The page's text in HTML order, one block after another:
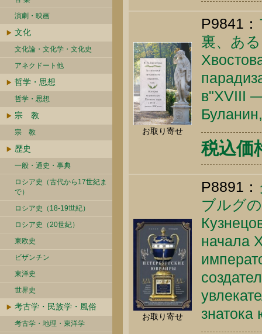
演劇・映画
文化
文化論・文化学・文化史
アネクドート他
哲学・思想
哲学・思想
宗 教
宗 教
歴史
一般・通史・事典
ロシア史（古代から17世紀ま
で）
ロシア史（18-19世紀）
ロシア史（20世紀）
東欧史
ビザンチン
東洋史
世界史
考古学・民族学・風俗
考古学・地理・東洋学
お取り寄せ
P9841：
裏、あ
в"XVIII
税込価
お取り寄せ
P8891：
ブルグ
начала
знатока